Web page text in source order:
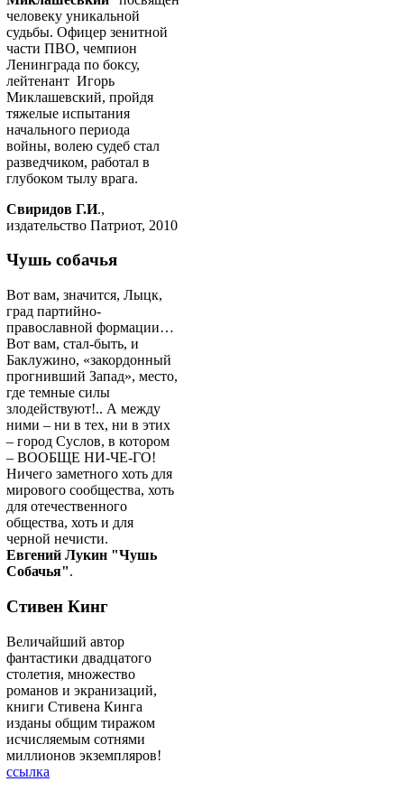
человеку уникальной
судьбы. Офицер зенитной
части ПВО, чемпион
Ленинграда по боксу,
лейтенант Игорь
Миклашевский, пройдя
тяжелые испытания
начального периода
войны, волею судеб стал
разведчиком, работал в
глубоком тылу врага.
Свиридов Г.И.,
издательство Патриот, 2010
Чушь собачья
Вот вам, значится, Лыцк,
град партийно-
православной формации…
Вот вам, стал-быть, и
Баклужино, «закордонный
прогнивший Запад», место,
где темные силы
злодействуют!.. А между
ними – ни в тех, ни в этих
– город Суслов, в котором
– ВООБЩЕ НИ-ЧЕ-ГО!
Ничего заметного хоть для
мирового сообщества, хоть
для отечественного
общества, хоть и для
черной нечисти.
Евгений Лукин "Чушь
Собачья".
Стивен Кинг
Величайший автор
фантастики двадцатого
столетия, множество
романов и экранизаций,
книги Стивена Кинга
изданы общим тиражом
исчисляемым сотнями
миллионов экземпляров!
ссылка